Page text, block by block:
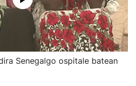
Senegalgo ospitale batean